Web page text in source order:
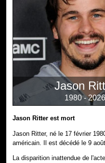
Jason
1980 - 2026
Jason Ritter est mort
Jason Ritter, né le 17 février
américain. Il est décédé le 9
La disparition inattendue de